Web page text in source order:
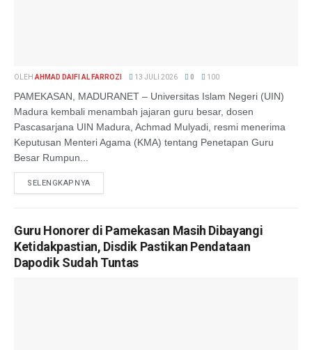
OLEH AHMAD DAIFI AL FARROZI 13 JULI 2026 0 100
PAMEKASAN, MADURANET – Universitas Islam Negeri (UIN)
Madura kembali menambah jajaran guru besar, dosen
Pascasarjana UIN Madura, Achmad Mulyadi, resmi menerima
Keputusan Menteri Agama (KMA) tentang Penetapan Guru
Besar Rumpun...
SELENGKAPNYA
Guru Honorer di Pamekasan Masih Dibayangi
Ketidakpastian, Disdik Pastikan Pendataan
Dapodik Sudah Tuntas